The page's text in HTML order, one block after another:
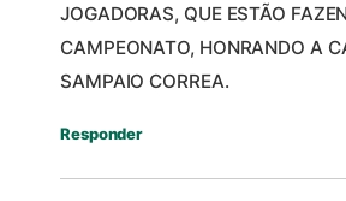
JOGADORAS, QUE ESTÃO
CAMPEONATO, HONRANDO A
SAMPAIO CORREA.
Responder